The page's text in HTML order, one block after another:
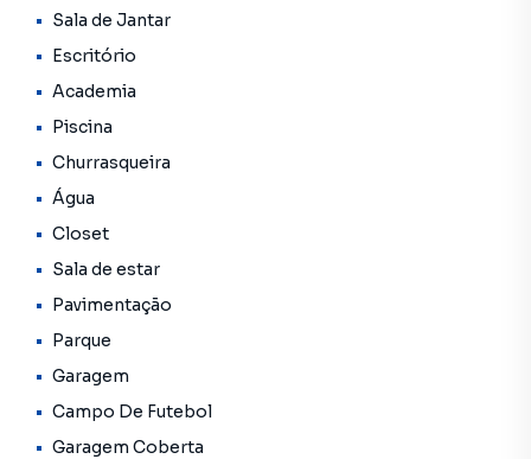
Sala de Jantar
Escritório
Academia
Piscina
Churrasqueira
Água
Closet
Sala de estar
Pavimentação
Parque
Garagem
Campo De Futebol
Garagem Coberta